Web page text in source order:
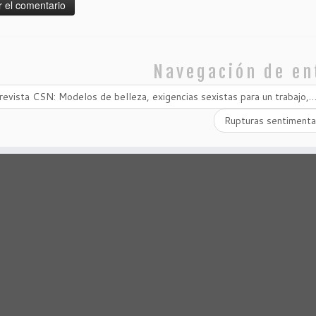
Navegación de
CSN: Modelos de belleza, exigencias sexistas para un trabajo,…
Rupturas